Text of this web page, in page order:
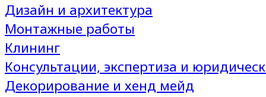
Дизайн и архитектура
Монтажные работы
Клининг
Консультации, экспертиза и
Декорирование и хенд мейд